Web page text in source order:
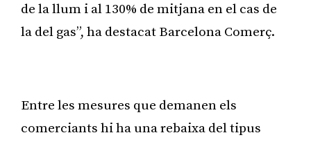
de la llum i al 130% de mitjana en el cas de
la del gas”, ha destacat Barcelona Comerç.
Entre les mesures que demanen els
comerciants hi ha una rebaixa del tipus